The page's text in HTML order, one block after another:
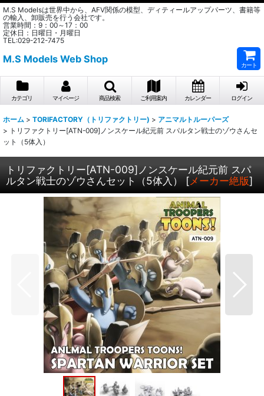
M.S Modelsは世界中から、AFV関係の模型、ディティールアップパーツ、書籍等
の輸入、卸販売を行う会社です。
営業時間：9：00～17：00
定休日：日曜日・月曜日
TEL:029-212-7475
M.S Models Web Shop
カート
カテゴリ マイページ 商品検索 ご利用案内 カレンダー ログイン
ホーム > TORIFACTORY（トリファクトリー) > アニマルトルーパーズ
> トリファクトリー[ATN-009]ノンスケール紀元前 スパルタン戦士のゾウさんセ
ット（5体入）
トリファクトリー[ATN-009]ノンスケール紀元前 スパ
ルタン戦士のゾウさんセット（5体入）
[メーカー絶版]